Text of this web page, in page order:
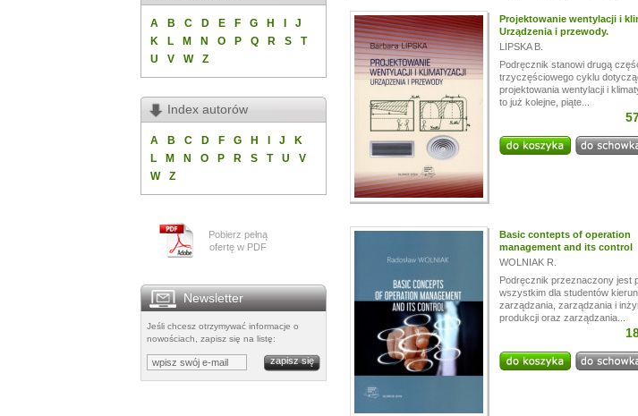
A B C D E F G H
J
K
L M N O P Q R S
T
U
V W Z
Index autorów
A B C D F G H J
K
L
M N O P R S T U
V
W
Z
Pobierz pełną
ofertę w PDF
Newsletter
Jeśli chcesz otrzymywać informacje o
nowościach, zapisz się na listę:
Projektowanie wentylacji i
Urządzenia i przewody.
LIPSKA B.
Podręcznik stanowi drugą
trzyczęściowego cyklu
projektowania wentylacji i
to już kolejne, piąte...
Basic contepts of operation
management and its control
WOLNIAK R.
Podręcznik przeznaczony jest
wszystkim dla studentów
zarządzania, zarządzania i
produkcji oraz zarządzania...